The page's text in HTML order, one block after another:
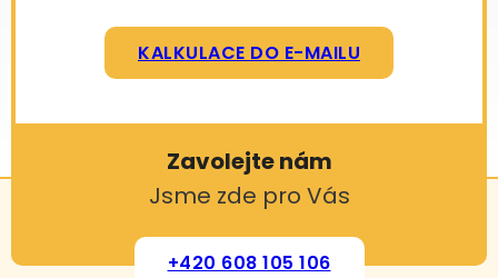
KALKULACE DO E-MAILU
Zavolejte nám
Jsme zde pro Vás
+420 608 105 106